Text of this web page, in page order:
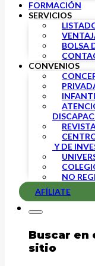
FORMACIÓN
SERVICIOS
BOLSA
CONVENIOS
Y DE
NO
AFÍLIATE
Buscar en
sitio